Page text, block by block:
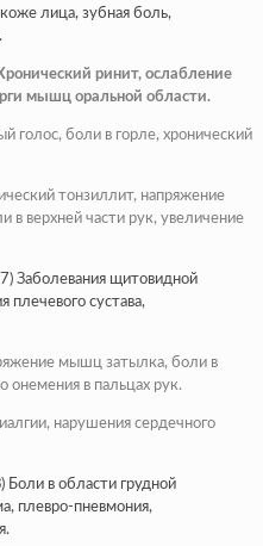
лица, зубная боль,
ринит, ослабление
мышц оральной области.
голос, боли в горле, хронический
тонзиллит, напряжение
верхней части рук, увеличение
Заболевания щитовидной
плечевого сустава,
мышц затылка, боли в
онемения в пальцах рук.
нарушения сердечного
Боли в области грудной
плевро-пневмония,